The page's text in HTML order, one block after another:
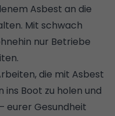
Asbest an die
Mit schwach
nur Betriebe
die mit Asbest
ins Boot zu holen und
eurer Gesundheit